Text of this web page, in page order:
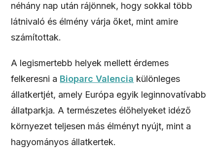
néhány nap után rájönnek, hogy sokkal több
látnivaló és élmény várja őket, mint amire
számítottak.
A legismertebb helyek mellett érdemes
felkeresni a Bioparc Valencia különleges
állatkertjét, amely Európa egyik leginnovatívabb
állatparkja. A természetes élőhelyeket idéző
környezet teljesen más élményt nyújt, mint a
hagyományos állatkertek.